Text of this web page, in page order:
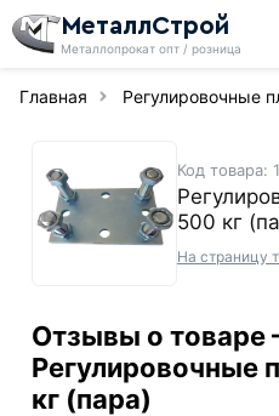
МеталлСтрой
Металлопрокат опт / розница
Главная Регулировочные
Код товара:
500 кг
На страницу
Отзывы о товаре
Регулировочные
кг (пара)